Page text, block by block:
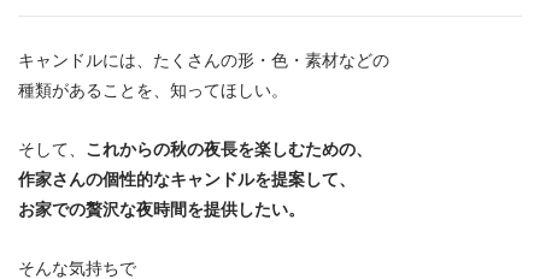
キャンドルには、たくさんの形・色・素材などの
種類があることを、知ってほしい。
そして、 これからの秋の夜長を楽しむための、
作家さんの個性的なキャンドルを提案して、
お家での贅沢な夜時間を提供したい。
そんな気持ちで